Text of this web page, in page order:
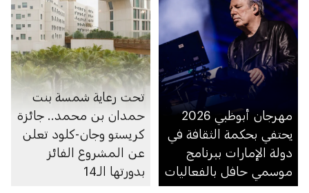
مهرجان أبوظبي 2026
يحتفي بحكمة الثقافة في
دولة الإمارات ببرنامج
موسمي حافل بالفعاليات
تحت رعاية شمسة بنت
حمدان بن محمد.. جائزة
كريستو وجان-كلود تعلن
عن المشروع الفائز
بدورتها الـ14